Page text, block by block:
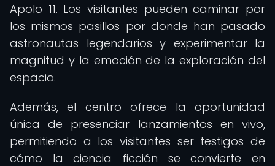
Apolo 11. Los visitantes pueden caminar por
los mismos pasillos por donde han pasado
astronautas legendarios y experimentar la
magnitud y la emoción de la exploración del
espacio.
Además, el centro ofrece la oportunidad
única de presenciar lanzamientos en vivo,
permitiendo a los visitantes ser testigos de
cómo la ciencia ficción se convierte en